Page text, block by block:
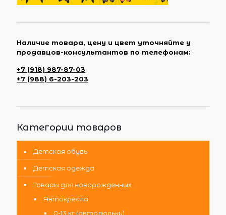
Наличие товара, цену и цвет уточняйте у
продавцов-консультантов по телефонам:
+7 (918) 987-87-03
+7 (988) 6-203-203
Категории товаров
Детская обувь
Детская одежда
Товары для новорожденных
Автокресла
0-13 кг (автолюльки)